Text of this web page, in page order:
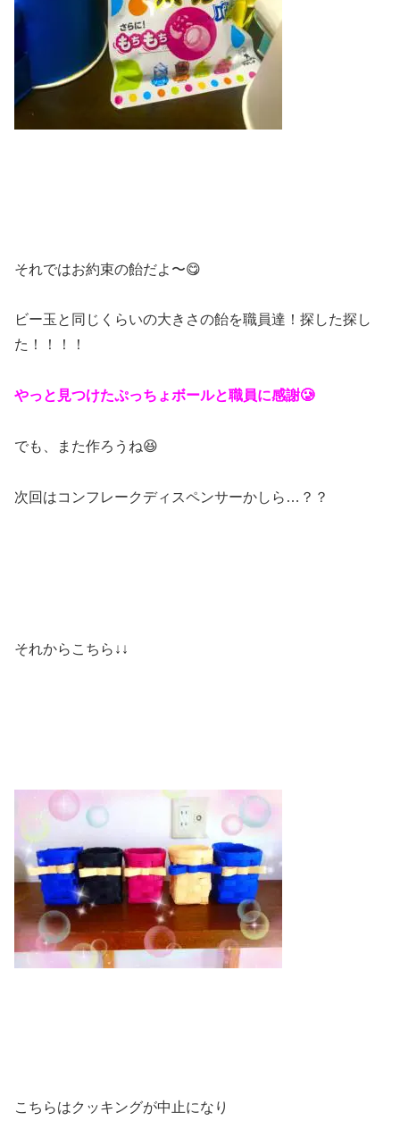
それではお約束の飴だよ〜😋
ビー玉と同じくらいの大きさの飴を職員達！探した探し
た！！！！
やっと見つけたぷっちょボールと職員に感謝🥲
でも、また作ろうね😆
次回はコンフレークディスペンサーかしら…？？
それからこちら↓↓
こちらはクッキングが中止になり